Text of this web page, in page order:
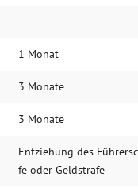
1 Monat
3 Monate
3 Monate
Ent­zieh­ung des
fe oder Geld­stra­fe